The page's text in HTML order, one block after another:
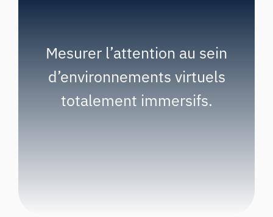
Mesurer l’attention au sein
d’environnements virtuels
totalement immersifs.